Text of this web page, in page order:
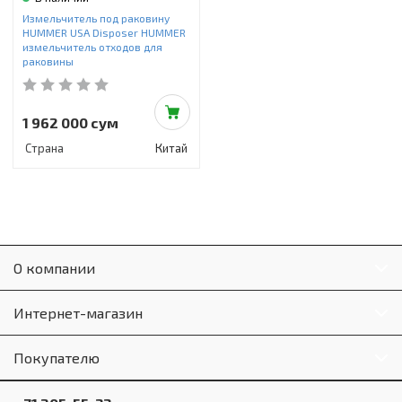
Инструменты и техника
Товары для дома
Красота и здоровье
Пылесосы
Фильтры для воды
Измельчитель под раковину
HUMMER USA Disposer HUMMER
измельчитель отходов для
раковины
1 962 000 сум
Страна Китай
О компании
Интернет-магазин
Покупателю